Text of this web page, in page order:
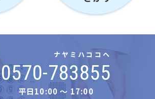
ナヤミハココヘ
0570-783855
平日10:00 〜 17:00